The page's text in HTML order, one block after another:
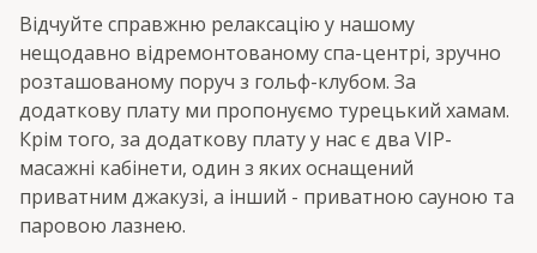
Відчуйте справжню релаксацію у нашому
нещодавно відремонтованому спа-центрі, зручно
розташованому поруч з гольф-клубом. За
додаткову плату ми пропонуємо турецький хамам.
Крім того, за додаткову плату у нас є два VIP-
масажні кабінети, один з яких оснащений
приватним джакузі, а інший - приватною сауною та
паровою лазнею.